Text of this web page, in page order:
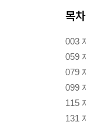
목차
003
059
079
099
115
131